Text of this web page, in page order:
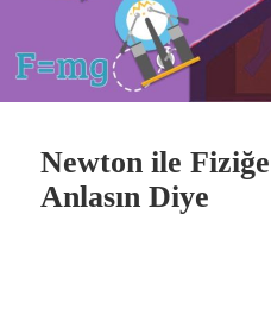
Newton ile
Anlasın Diye